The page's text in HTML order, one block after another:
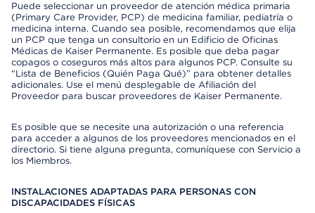
Puede seleccionar un proveedor de atención médica primaria
(Primary Care Provider, PCP) de medicina familiar, pediatría o
medicina interna. Cuando sea posible, recomendamos que elija
un PCP que tenga un consultorio en un Edificio de Oficinas
Médicas de Kaiser Permanente. Es posible que deba pagar
copagos o coseguros más altos para algunos PCP. Consulte su
“Lista de Beneficios (Quién Paga Qué)” para obtener detalles
adicionales. Use el menú desplegable de Afiliación del
Proveedor para buscar proveedores de Kaiser Permanente.
Es posible que se necesite una autorización o una referencia
para acceder a algunos de los proveedores mencionados en el
directorio. Si tiene alguna pregunta, comuníquese con Servicio a
los Miembros.
INSTALACIONES ADAPTADAS PARA PERSONAS CON
DISCAPACIDADES FÍSICAS